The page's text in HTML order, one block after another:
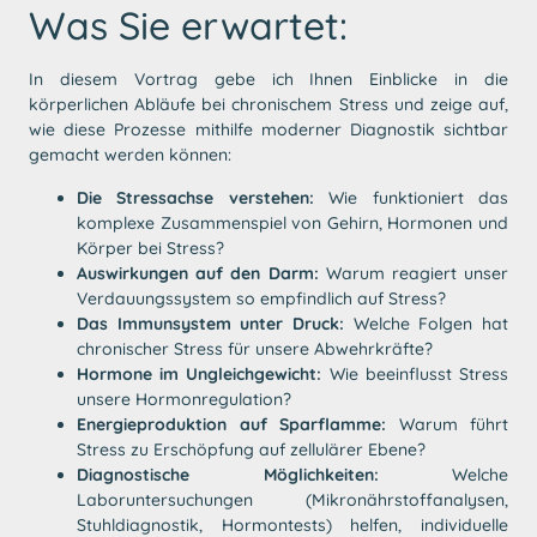
Was Sie erwartet:
In diesem Vortrag gebe ich Ihnen Einblicke in die
körperlichen Abläufe bei chronischem Stress und zeige auf,
wie diese Prozesse mithilfe moderner Diagnostik sichtbar
gemacht werden können:
Die Stressachse verstehen: Wie funktioniert das
komplexe Zusammenspiel von Gehirn, Hormonen und
Körper bei Stress?
Auswirkungen auf den Darm: Warum reagiert unser
Verdauungssystem so empfindlich auf Stress?
Das Immunsystem unter Druck: Welche Folgen hat
chronischer Stress für unsere Abwehrkräfte?
Hormone im Ungleichgewicht: Wie beeinflusst Stress
unsere Hormonregulation?
Energieproduktion auf Sparflamme: Warum führt
Stress zu Erschöpfung auf zellulärer Ebene?
Diagnostische Möglichkeiten: Welche
Laboruntersuchungen (Mikronährstoffanalysen,
Stuhldiagnostik, Hormontests) helfen, individuelle